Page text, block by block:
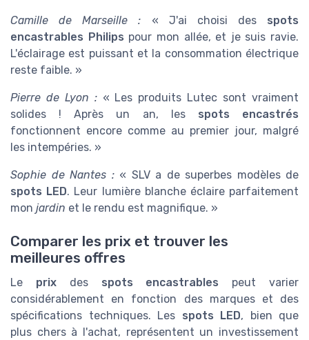
Camille de Marseille : « J'ai choisi des spots
encastrables Philips pour mon allée, et je suis ravie.
L'éclairage est puissant et la consommation électrique
reste faible. »
Pierre de Lyon :« Les produits Lutec sont vraiment
solides ! Après un an, les spots encastrés
fonctionnent encore comme au premier jour, malgré
les intempéries. »
Sophie de Nantes :« SLV a de superbes modèles de
spots LED. Leur lumière blanche éclaire parfaitement
mon jardin et le rendu est magnifique. »
Comparer les prix et trouver les
meilleures offres
Le prixdes spots encastrables peut varier
considérablement en fonction des marques et des
spécifications techniques. Les spots LED, bien que
plus chers à l'achat, représentent un investissement